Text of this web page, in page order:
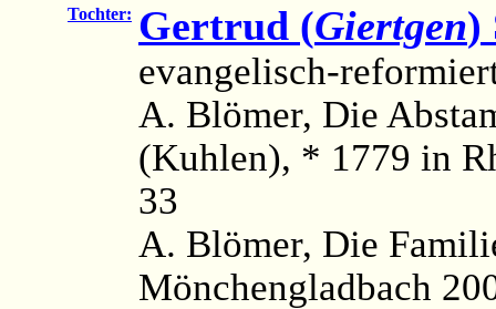
Tochter: Gertrud (Giertgen)
evangelisch-
A. Blömer, Die
(Kuhlen), * 1779 in
33
A. Blömer, Die
Mönchengladbach